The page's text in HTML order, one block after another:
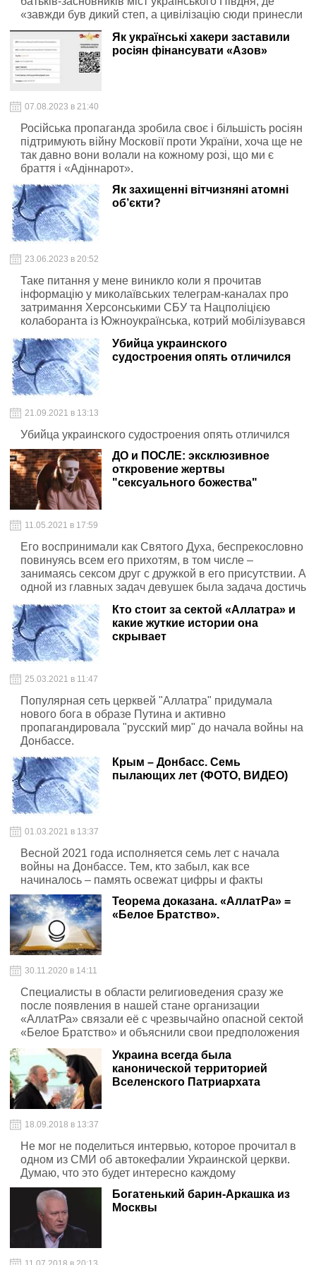
«завжди був дикий степ, а цивілізацію сюди принесли
росіяни»
Як українські хакери заставили
росіян фінансувати «Азов»
07.08.2023 в 21:40
Російська пропаганда зробила своє і більшість росіян
підтримують війну Московії проти України, хоча ще не
так давно вони волали на кожному розі, що ми є
браття і «Адіннарот».
Як захищенні вітчизняні атомні
об’єкти?
23.06.2023 в 20:52
Таке питання у мене виникло коли я прочитав
інформацію у миколаївських телеграм-каналах про
затримання Херсонськими СБУ та Нацполіцією
колаборанта із Южноукраїнська, котрий мобілізувався
захищає одну із трьох атомних станцій нашої держави
Убийца украинского
судостроения опять отличился
21.09.2021 в 13:13
Убийца украинского судостроения опять отличился
ДО и ПОСЛЕ: эксклюзивное
откровение жертвы
"сексуального божества"
11.05.2021 в 17:59
Его воспринимали как Святого Духа, беспрекословно
повинуясь всем его прихотям, в том числе –
занимаясь сексом друг с дружкой в его присутствии. А
одной из главных задач девушек была задача достичь
Кто стоит за сектой «Аллатра» и
какие жуткие истории она
скрывает
25.03.2021 в 11:47
Популярная сеть церквей "Аллатра" придумала
нового бога в образе Путина и активно
пропагандировала "русский мир" до начала войны на
Донбассе.
Крым – Донбасс. Семь
пылающих лет (ФОТО, ВИДЕО)
01.03.2021 в 13:37
Весной 2021 года исполняется семь лет с начала
войны на Донбассе. Тем, кто забыл, как все
начиналось – память освежат цифры и факты
Теорема доказана. «АллатРа» =
«Белое Братство».
30.11.2020 в 14:11
Специалисты в области религиоведения сразу же
после появления в нашей стане организации
«АллатРа» связали её с чрезвычайно опасной сектой
«Белое Братство» и объяснили свои предположения
почти 100% схожестью вероучений обоих неокультов,
их ритуалов и, конечно же, используемых приемов
подавления воли адептов
Украина всегда была
канонической территорией
Вселенского Патриархата
18.09.2018 в 13:37
Не мог не поделиться интервью, которое прочитал в
одном из СМИ об автокефалии Украинской церкви.
Думаю, что это будет интересно каждому
Богатенький барин-Аркашка из
Москвы